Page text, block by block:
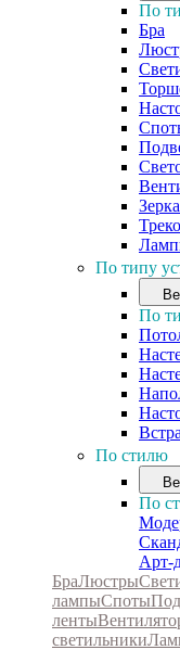
По
Бра
По типу
По
По стилю
По
Арт-
БраЛюстры
лампыСпоты
ленты
светильники